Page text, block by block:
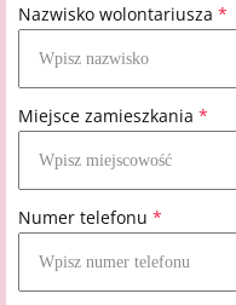
Nazwisko wolontariusza *
Miejsce zamieszkania *
Numer telefonu *